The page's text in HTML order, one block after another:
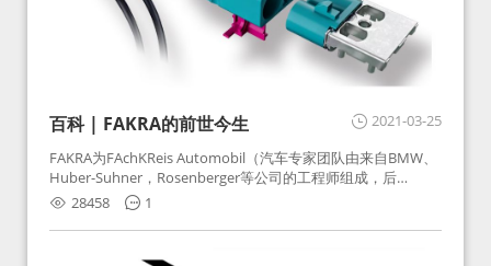
2021-03-25
百科 | FAKRA的前世今生
FAKRA为FAchKReis Automobil（汽车专家团队由来自BMW、
Huber-Suhner，Rosenberger等公司的工程师组成，后
Huber-Suhner相关连接器业务及技术在2010年并入
Rosenberger）缩写。起初为BMW需求用于车载收音机天线连
接，如今FAKRA已成为汽车行业通用标准的射频连接器，被业
28458 1